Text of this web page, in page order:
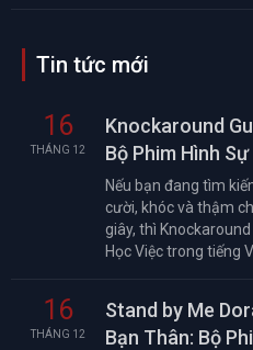
Tin tức mới
16
THÁNG 12
Knockaround
Bộ Phim Hình
Nếu bạn đang tìm
cười, khóc và thậm
giây, thì
Học Việc trong tiếng
16
THÁNG 12
Stand by Me
Bạn Thân: Bộ